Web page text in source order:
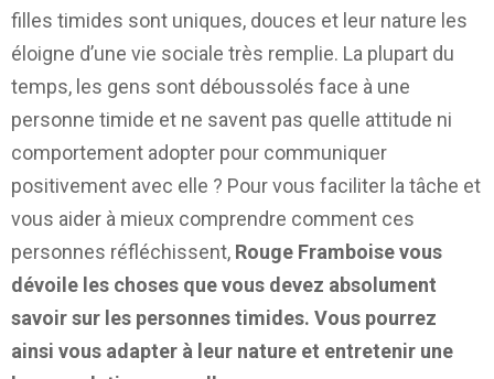
filles timides sont uniques, douces et leur nature les
éloigne d’une vie sociale très remplie. La plupart du
temps, les gens sont déboussolés face à une
personne timide et ne savent pas quelle attitude ni
comportement adopter pour communiquer
positivement avec elle ? Pour vous faciliter la tâche et
vous aider à mieux comprendre comment ces
personnes réfléchissent, Rouge Framboise vous
dévoile les choses que vous devez absolument
savoir sur les personnes timides. Vous pourrez
ainsi vous adapter à leur nature et entretenir une